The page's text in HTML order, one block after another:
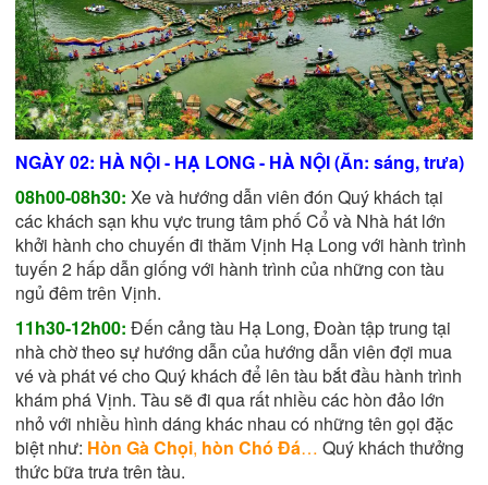
NGÀY 02: HÀ NỘI - HẠ LONG - HÀ NỘI (Ăn: sáng, trưa)
08h00-08h30: Xe và hướng dẫn viên đón Quý khách tại
các khách sạn khu vực trung tâm phố Cổ và Nhà hát lớn
khởi hành cho chuyến đi thăm Vịnh Hạ Long với hành trình
tuyến 2 hấp dẫn giống với hành trình của những con tàu
ngủ đêm trên Vịnh.
11h30-12h00: Đến cảng tàu Hạ Long, Đoàn tập trung tại
nhà chờ theo sự hướng dẫn của hướng dẫn viên đợi mua
vé và phát vé cho Quý khách để lên tàu bắt đầu hành trình
khám phá Vịnh. Tàu sẽ đi qua rất nhiều các hòn đảo lớn
nhỏ với nhiều hình dáng khác nhau có những tên gọi đặc
biệt như: Hòn Gà Chọi, hòn Chó Đá… Quý khách thưởng
thức bữa trưa trên tàu.